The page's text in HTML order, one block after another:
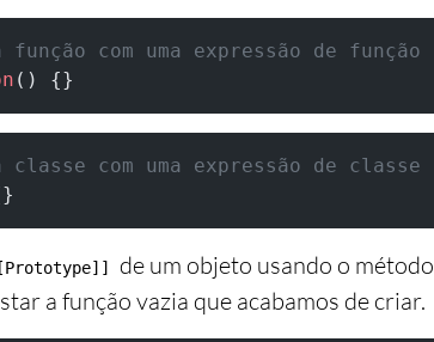
com uma expressão de função
() {}
com uma expressão de classe
de um objeto usando o método
a função vazia que acabamos de criar.